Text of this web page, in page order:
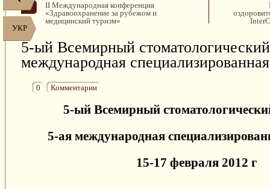
УКР
II Международная конференция
«Здравоохранение за рубежом и
медицинский туризм»
5-ый Всемирный
международная
0 Комментарии
5-ый Всемирный
5-ая международная
15-17 февраля 2012 г